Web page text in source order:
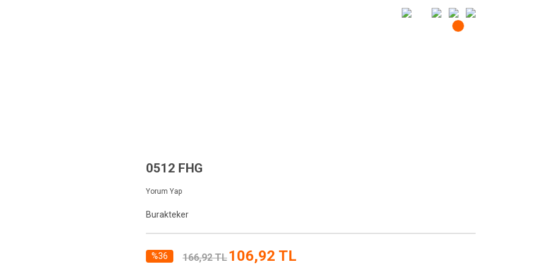
0512 FHG
Yorum Yap
Burakteker
%36 166,92 TL 106,92 TL